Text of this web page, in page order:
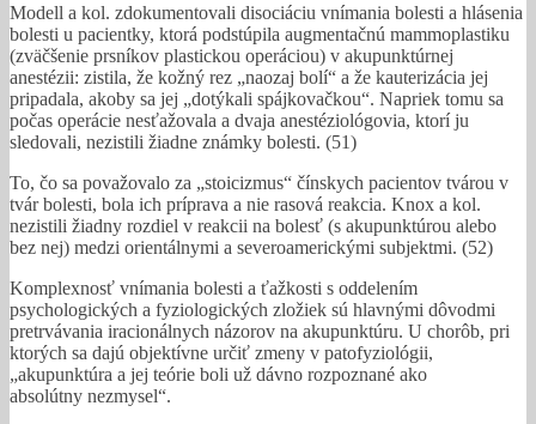
Modell a kol. zdokumentovali disociáciu vnímania bolesti a hlásenia
bolesti u pacientky, ktorá podstúpila augmentačnú mammoplastiku
(zväčšenie prsníkov plastickou operáciou) v akupunktúrnej
anestézii: zistila, že kožný rez „naozaj bolí“ a že kauterizácia jej
pripadala, akoby sa jej „dotýkali spájkovačkou“. Napriek tomu sa
počas operácie nesťažovala a dvaja anestéziológovia, ktorí ju
sledovali, nezistili žiadne známky bolesti. (51)
To, čo sa považovalo za „stoicizmus“ čínskych pacientov tvárou v
tvár bolesti, bola ich príprava a nie rasová reakcia. Knox a kol.
nezistili žiadny rozdiel v reakcii na bolesť (s akupunktúrou alebo
bez nej) medzi orientálnymi a severoamerickými subjektmi. (52)
Komplexnosť vnímania bolesti a ťažkosti s oddelením
psychologických a fyziologických zložiek sú hlavnými dôvodmi
pretrvávania iracionálnych názorov na akupunktúru. U chorôb, pri
ktorých sa dajú objektívne určiť zmeny v patofyziológii,
„akupunktúra a jej teórie boli už dávno rozpoznané ako
absolútny nezmysel“.